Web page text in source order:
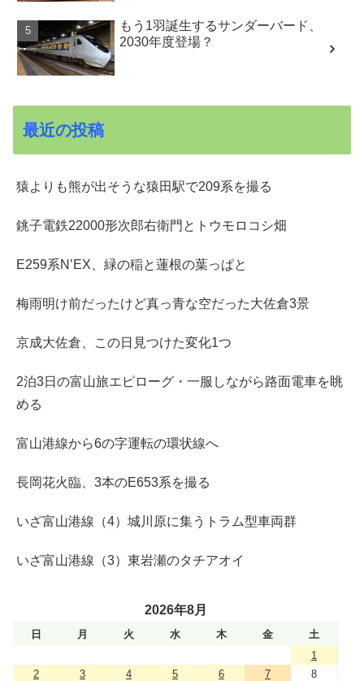
もう1羽誕生するサンダーバード、
2030年度登場？
最近の投稿
猿よりも熊が出そうな猿田駅で209系を撮る
銚子電鉄22000形次郎右衛門とトウモロコシ畑
E259系N’EX、緑の稲と蓮根の葉っぱと
梅雨明け前だったけど真っ青な空だった大佐倉3景
京成大佐倉、この日見つけた変化1つ
2泊3日の富山旅エピローグ・一服しながら路面電車を眺
める
富山港線から6の字運転の環状線へ
長岡花火臨、3本のE653系を撮る
いざ富山港線（4）城川原に集うトラム型車両群
いざ富山港線（3）東岩瀬のタチアオイ
2026年8月
日 月 火 水 木 金
土
1
2
3 4 5 6 7
8